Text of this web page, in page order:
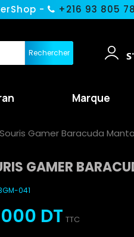
- +216 93 805
Rechercher
Marque
Souris Gamer Baracuda
GAMER
041
DT TTC